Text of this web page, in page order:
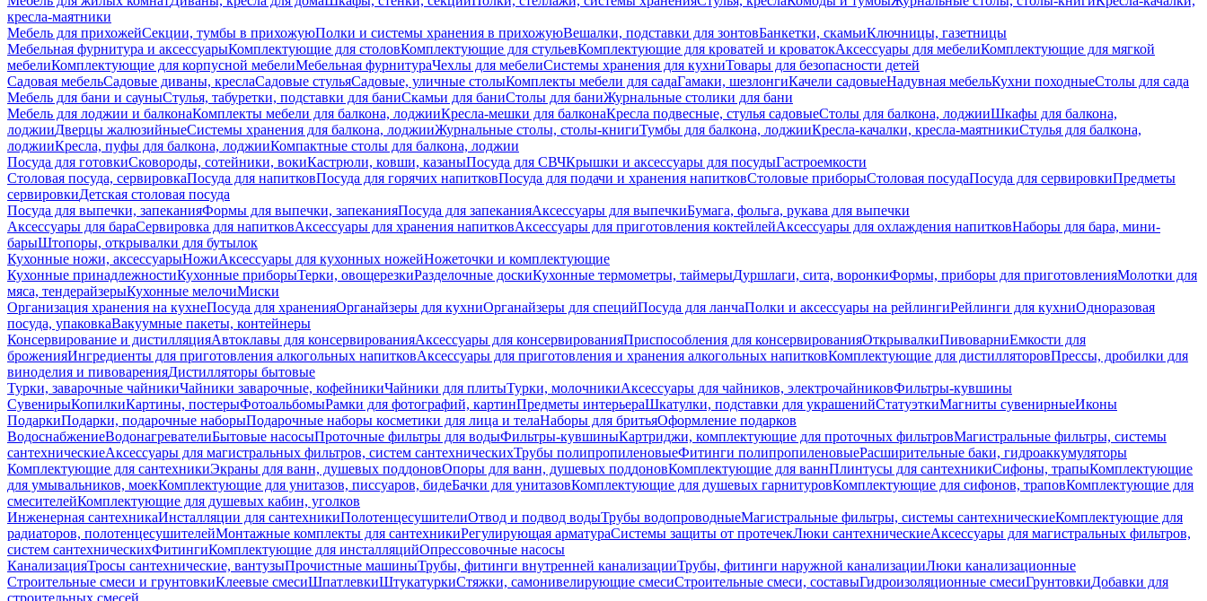
кресла-маятники
Мебель для прихожейСекции, тумбы в прихожуюПолки и системы хранения в прихожуюВешалки, подставки для зонтовБанкетки, скамьиКлючницы, газетницы
Мебельная фурнитура и аксессуарыКомплектующие для столовКомплектующие для стульевКомплектующие для кроватей и кроватокАксессуары для мебелиКомплектующие для мягкой
мебелиКомплектующие для корпусной мебелиМебельная фурнитураЧехлы для мебелиСистемы хранения для кухниТовары для безопасности детей
Садовая мебельСадовые диваны, креслаСадовые стульяСадовые, уличные столыКомплекты мебели для садаГамаки, шезлонгиКачели садовыеНадувная мебельКухни походныеСтолы для сада
Мебель для бани и сауныСтулья, табуретки, подставки для баниСкамьи для баниСтолы для баниЖурнальные столики для бани
Мебель для лоджии и балконаКомплекты мебели для балкона, лоджииКресла-мешки для балконаКресла подвесные, стулья садовыеСтолы для балкона, лоджииШкафы для балкона,
лоджииДверцы жалюзийныеСистемы хранения для балкона, лоджииЖурнальные столы, столы-книгиТумбы для балкона, лоджииКресла-качалки, кресла-маятникиСтулья для балкона,
лоджииКресла, пуфы для балкона, лоджииКомпактные столы для балкона, лоджии
Посуда для готовкиСковороды, сотейники, вокиКастрюли, ковши, казаныПосуда для СВЧКрышки и аксессуары для посудыГастроемкости
Столовая посуда, сервировкаПосуда для напитковПосуда для горячих напитковПосуда для подачи и хранения напитковСтоловые приборыСтоловая посудаПосуда для сервировкиПредметы
сервировкиДетская столовая посуда
Посуда для выпечки, запеканияФормы для выпечки, запеканияПосуда для запеканияАксессуары для выпечкиБумага, фольга, рукава для выпечки
Аксессуары для бараСервировка для напитковАксессуары для хранения напитковАксессуары для приготовления коктейлейАксессуары для охлаждения напитковНаборы для бара, мини-
барыШтопоры, открывалки для бутылок
Кухонные ножи, аксессуарыНожиАксессуары для кухонных ножейНожеточки и комплектующие
Кухонные принадлежностиКухонные приборыТерки, овощерезкиРазделочные доскиКухонные термометры, таймерыДуршлаги, сита, воронкиФормы, приборы для приготовленияМолотки для
мяса, тендерайзерыКухонные мелочиМиски
Организация хранения на кухнеПосуда для храненияОрганайзеры для кухниОрганайзеры для специйПосуда для ланчаПолки и аксессуары на рейлингиРейлинги для кухниОдноразовая
посуда, упаковкаВакуумные пакеты, контейнеры
Консервирование и дистилляцияАвтоклавы для консервированияАксессуары для консервированияПриспособления для консервированияОткрывалкиПивоварниЕмкости для
броженияИнгредиенты для приготовления алкогольных напитковАксессуары для приготовления и хранения алкогольных напитковКомплектующие для дистилляторовПрессы, дробилки для
виноделия и пивоваренияДистилляторы бытовые
Турки, заварочные чайникиЧайники заварочные, кофейникиЧайники для плитыТурки, молочникиАксессуары для чайников, электрочайниковФильтры-кувшины
СувенирыКопилкиКартины, постерыФотоальбомыРамки для фотографий, картинПредметы интерьераШкатулки, подставки для украшенийСтатуэткиМагниты сувенирныеИконы
ПодаркиПодарки, подарочные наборыПодарочные наборы косметики для лица и телаНаборы для бритьяОформление подарков
ВодоснабжениеВодонагревателиБытовые насосыПроточные фильтры для водыФильтры-кувшиныКартриджи, комплектующие для проточных фильтровМагистральные фильтры, системы
сантехническиеАксессуары для магистральных фильтров, систем сантехническихТрубы полипропиленовыеФитинги полипропиленовыеРасширительные баки, гидроаккумуляторы
Комплектующие для сантехникиЭкраны для ванн, душевых поддоновОпоры для ванн, душевых поддоновКомплектующие для ваннПлинтусы для сантехникиСифоны, трапыКомплектующие
для умывальников, моекКомплектующие для унитазов, писсуаров, бидеБачки для унитазовКомплектующие для душевых гарнитуровКомплектующие для сифонов, траповКомплектующие для
смесителейКомплектующие для душевых кабин, уголков
Инженерная сантехникаИнсталляции для сантехникиПолотенцесушителиОтвод и подвод водыТрубы водопроводныеМагистральные фильтры, системы сантехническиеКомплектующие для
радиаторов, полотенцесушителейМонтажные комплекты для сантехникиРегулирующая арматураСистемы защиты от протечекЛюки сантехническиеАксессуары для магистральных фильтров,
систем сантехническихФитингиКомплектующие для инсталляцийОпрессовочные насосы
КанализацияТросы сантехнические, вантузыПрочистные машиныТрубы, фитинги внутренней канализацииТрубы, фитинги наружной канализацииЛюки канализационные
Строительные смеси и грунтовкиКлеевые смесиШпатлевкиШтукатуркиСтяжки, самонивелирующие смесиСтроительные смеси, составыГидроизоляционные смесиГрунтовкиДобавки для
строительных смесей